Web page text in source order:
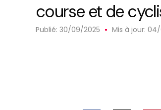
course et de
Publié: 30/09/2025 Mis à jour: